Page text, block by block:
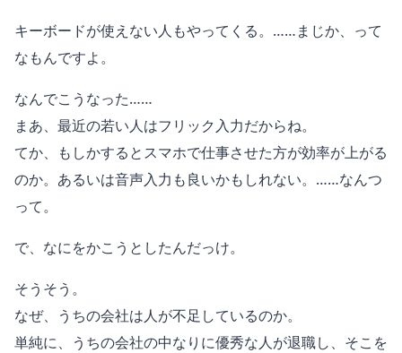
キーボードが使えない人もやってくる。……まじか、って
なもんですよ。
なんでこうなった……
まあ、最近の若い人はフリック入力だからね。
てか、もしかするとスマホで仕事させた方が効率が上がる
のか。あるいは音声入力も良いかもしれない。……なんつ
って。
で、なにをかこうとしたんだっけ。
そうそう。
なぜ、うちの会社は人が不足しているのか。
単純に、うちの会社の中なりに優秀な人が退職し、そこを